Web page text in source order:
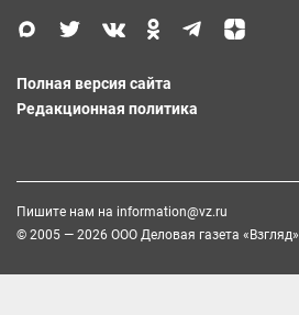
Полная версия сайта
Редакционная политика
Пишите нам на information@vz.ru
© 2005 — 2026 ООО Деловая газета «Взгляд»